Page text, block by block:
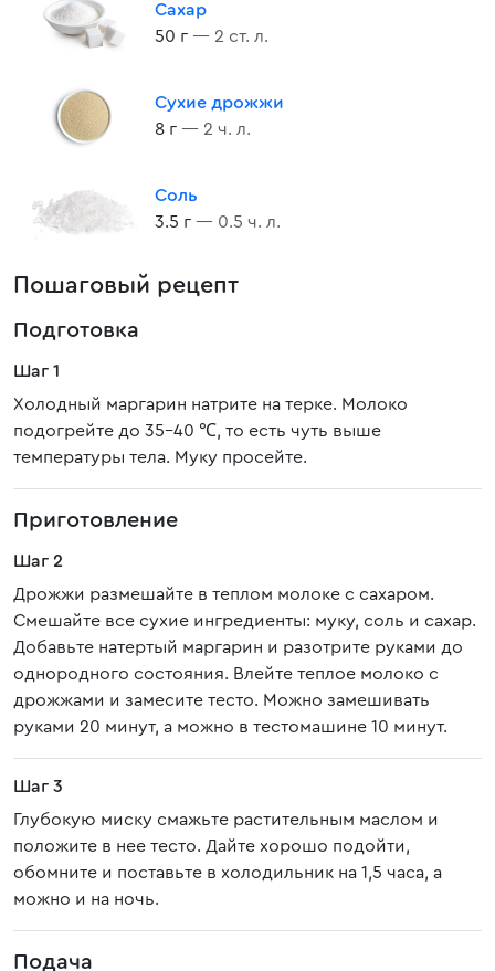
Сахар
50 г — 2 ст. л.
Сухие дрожжи
8 г — 2 ч. л.
Соль
3.5 г — 0.5 ч. л.
Пошаговый рецепт
Подготовка
Шаг 1
Холодный маргарин натрите на терке. Молоко
подогрейте до 35-40 ℃, то есть чуть выше
температуры тела. Муку просейте.
Приготовление
Шаг 2
Дрожжи размешайте в теплом молоке с сахаром.
Смешайте все сухие ингредиенты: муку, соль и сахар.
Добавьте натертый маргарин и разотрите руками до
однородного состояния. Влейте теплое молоко с
дрожжами и замесите тесто. Можно замешивать
руками 20 минут, а можно в тестомашине 10 минут.
Шаг 3
Глубокую миску смажьте растительным маслом и
положите в нее тесто. Дайте хорошо подойти,
обомните и поставьте в холодильник на 1,5 часа, а
можно и на ночь.
Подача